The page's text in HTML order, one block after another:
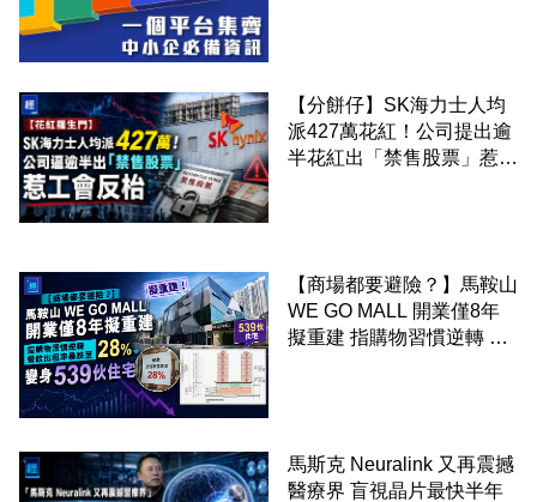
【分餅仔】SK海力士人均
派427萬花紅！公司提出逾
半花紅出「禁售股票」惹工
【商場都要避險？】馬鞍山
WE GO MALL 開業僅8年
擬重建 指購物習慣逆轉 餐
馬斯克 Neuralink 又再震撼
醫療界 盲視晶片最快半年